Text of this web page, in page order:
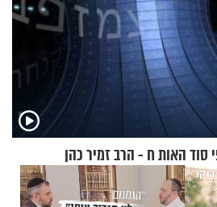
סוד האות ח - הרב זמיר כהן